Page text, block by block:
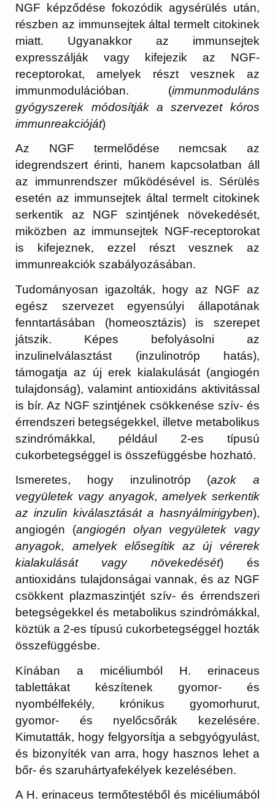
NGF képződése fokozódik agysérülés után,
részben az immunsejtek által termelt citokinek
miatt. Ugyanakkor az immunsejtek
expresszálják vagy kifejezik az NGF-
receptorokat, amelyek részt vesznek az
immunmodulációban. (immunmoduláns
gyógyszerek módosítják a szervezet kóros
immunreakcióját)
Az NGF termelődése nemcsak az
idegrendszert érinti, hanem kapcsolatban áll
az immunrendszer működésével is. Sérülés
esetén az immunsejtek által termelt citokinek
serkentik az NGF szintjének növekedését,
miközben az immunsejtek NGF-receptorokat
is kifejeznek, ezzel részt vesznek az
immunreakciók szabályozásában.
Tudományosan igazolták, hogy az NGF az
egész szervezet egyensúlyi állapotának
fenntartásában (homeosztázis) is szerepet
játszik. Képes befolyásolni az
inzulinelválasztást (inzulinotróp hatás),
támogatja az új erek kialakulását (angiogén
tulajdonság), valamint antioxidáns aktivitással
is bír. Az NGF szintjének csökkenése szív- és
érrendszeri betegségekkel, illetve metabolikus
szindrómákkal, például 2-es típusú
cukorbetegséggel is összefüggésbe hozható.
Ismeretes, hogy inzulinotróp (azok a
vegyületek vagy anyagok, amelyek serkentik
az inzulin kiválasztását a hasnyálmirigyben),
angiogén (angiogén olyan vegyületek vagy
anyagok, amelyek elősegítik az új vérerek
kialakulását vagy növekedését) és
antioxidáns tulajdonságai vannak, és az NGF
csökkent plazmaszintjét szív- és érrendszeri
betegségekkel és metabolikus szindrómákkal,
köztük a 2-es típusú cukorbetegséggel hozták
összefüggésbe.
Kínában a micéliumból H. erinaceus
tablettákat készítenek gyomor- és
nyombélfekély, krónikus gyomorhurut,
gyomor- és nyelőcsőrák kezelésére.
Kimutatták, hogy felgyorsítja a sebgyógyulást,
és bizonyíték van arra, hogy hasznos lehet a
bőr- és szaruhártyafekélyek kezelésében.
A H. erinaceus termőtestéből és micéliumából